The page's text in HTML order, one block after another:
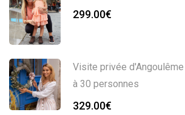
299.00€
Visite privée d'Angoulême
à 30 personnes
329.00€